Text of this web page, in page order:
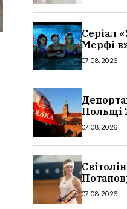
Серіал
Мерфі
сюжет,
07.08.2026
Польщі
07.08.2026
1000 у
07.08.2026